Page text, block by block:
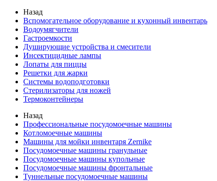
Назад
Вспомогательное оборудование и кухонный инвентарь
Водоумягчители
Гастроемкости
Душирующие устройства и смесители
Инсектицидные лампы
Лопаты для пиццы
Решетки для жарки
Системы водоподготовки
Стерилизаторы для ножей
Термоконтейнеры
Назад
Профессиональные посудомоечные машины
Котломоечные машины
Машины для мойки инвентаря Zernike
Посудомоечные машины гранульные
Посудомоечные машины купольные
Посудомоечные машины фронтальные
Туннельные посудомоечные машины